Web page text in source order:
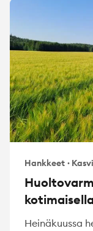
Hankkeet ·
Heinäkuussa